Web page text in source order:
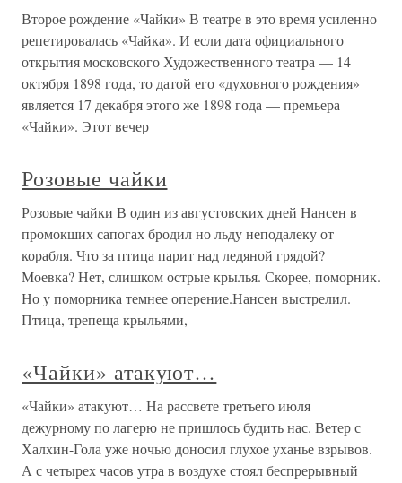
Второе рождение «Чайки» В театре в это время усиленно
репетировалась «Чайка». И если дата официального
открытия московского Художественного театра — 14
октября 1898 года, то датой его «духовного рождения»
является 17 декабря этого же 1898 года — премьера
«Чайки». Этот вечер
Розовые чайки
Розовые чайки В один из августовских дней Нансен в
промокших сапогах бродил но льду неподалеку от
корабля. Что за птица парит над ледяной грядой?
Моевка? Нет, слишком острые крылья. Скорее, поморник.
Но у поморника темнее оперение.Нансен выстрелил.
Птица, трепеща крыльями,
«Чайки» атакуют…
«Чайки» атакуют… На рассвете третьего июля
дежурному по лагерю не пришлось будить нас. Ветер с
Халхин-Гола уже ночью доносил глухое уханье взрывов.
А с четырех часов утра в воздухе стоял беспрерывный